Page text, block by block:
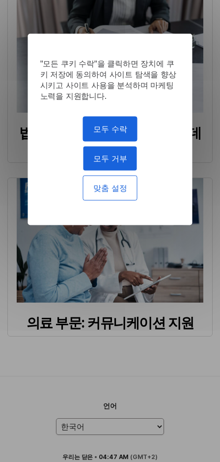
"모든 쿠키 수락"을 클릭하면 장치에 쿠
키 저장에 동의하여 사이트 탐색을 향상
시키고 사이트 사용을 분석하며 마케팅
노력을 지원합니다.
모두 수락
모두 거부
맞춤 설정
법률 회사: Lingvanex를 통한 데
이터 처리 솔루션
의료 부문: 커뮤니케이션 지원
언어
우리는 닫은 • 04:47 AM (GMT+2)